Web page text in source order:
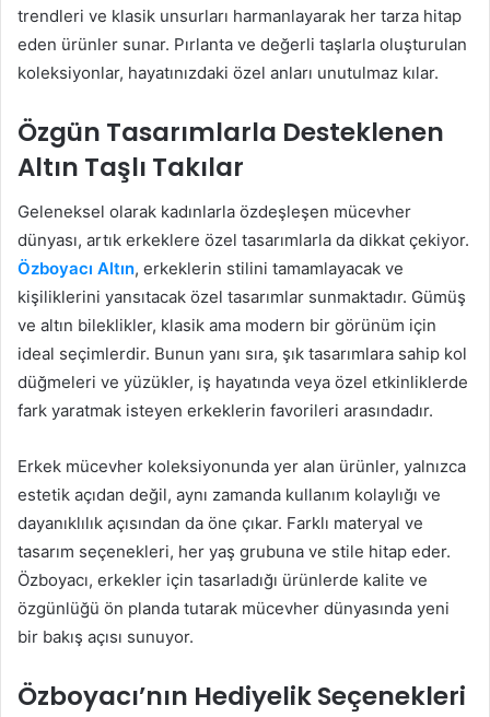
trendleri ve klasik unsurları harmanlayarak her tarza hitap
eden ürünler sunar. Pırlanta ve değerli taşlarla oluşturulan
koleksiyonlar, hayatınızdaki özel anları unutulmaz kılar.
Özgün Tasarımlarla Desteklenen
Altın Taşlı Takılar
Geleneksel olarak kadınlarla özdeşleşen mücevher
dünyası, artık erkeklere özel tasarımlarla da dikkat çekiyor.
Özboyacı Altın, erkeklerin stilini tamamlayacak ve
kişiliklerini yansıtacak özel tasarımlar sunmaktadır. Gümüş
ve altın bileklikler, klasik ama modern bir görünüm için
ideal seçimlerdir. Bunun yanı sıra, şık tasarımlara sahip kol
düğmeleri ve yüzükler, iş hayatında veya özel etkinliklerde
fark yaratmak isteyen erkeklerin favorileri arasındadır.
Erkek mücevher koleksiyonunda yer alan ürünler, yalnızca
estetik açıdan değil, aynı zamanda kullanım kolaylığı ve
dayanıklılık açısından da öne çıkar. Farklı materyal ve
tasarım seçenekleri, her yaş grubuna ve stile hitap eder.
Özboyacı, erkekler için tasarladığı ürünlerde kalite ve
özgünlüğü ön planda tutarak mücevher dünyasında yeni
bir bakış açısı sunuyor.
Özboyacı’nın Hediyelik Seçenekleri